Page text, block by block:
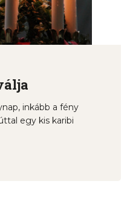
inkább a fény
egy kis karibi